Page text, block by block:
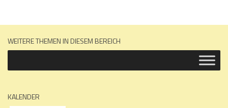
WEITERE THEMEN IN DIESEM BEREICH
KALENDER